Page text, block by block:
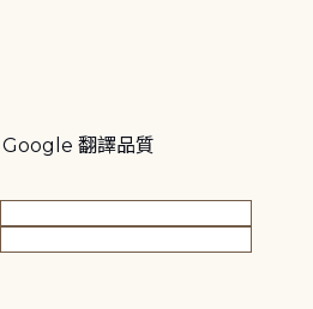
Google 翻譯品質